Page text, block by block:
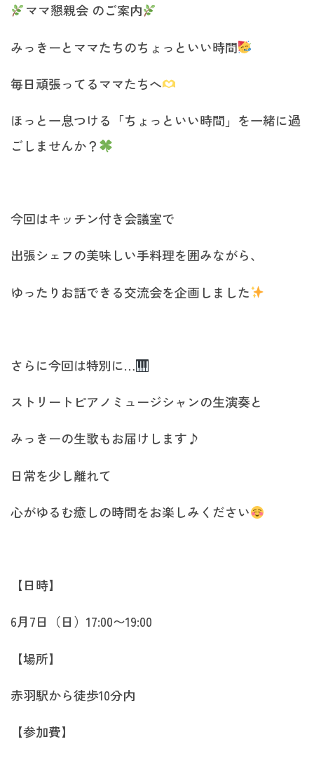
ママ懇親会 のご案内
みっきーとママたちのちょっといい時間
毎日頑張ってるママたちへ
ほっと一息つける「ちょっといい時間」を一緒に過
ごしませんか？
今回はキッチン付き会議室で
出張シェフの美味しい手料理を囲みながら、
ゆったりお話できる交流会を企画しました
さらに今回は特別に…
ストリートピアノミュージシャンの生演奏と
みっきーの生歌もお届けします♪
日常を少し離れて
心がゆるむ癒しの時間をお楽しみください
【日時】
6月7日（日）17:00〜19:00
【場所】
赤羽駅から徒歩10分内
【参加費】